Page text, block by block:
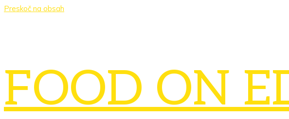
Preskoč na obsah
FOOD ON